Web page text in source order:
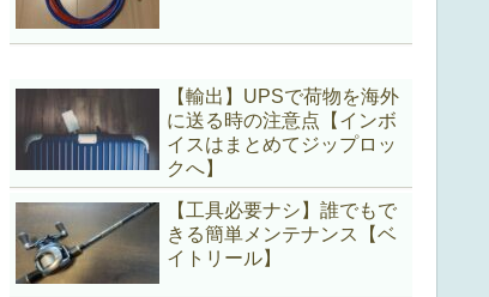
【輸出】UPSで荷物を海外
に送る時の注意点【インボ
イスはまとめてジップロッ
クへ】
【工具必要ナシ】誰でもで
きる簡単メンテナンス【ベ
イトリール】